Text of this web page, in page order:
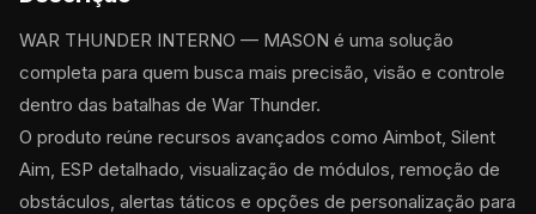
WAR THUNDER INTERNO — MASON é uma solução
completa para quem busca mais precisão, visão e controle
dentro das batalhas de War Thunder.
O produto reúne recursos avançados como Aimbot, Silent
Aim, ESP detalhado, visualização de módulos, remoção de
obstáculos, alertas táticos e opções de personalização para